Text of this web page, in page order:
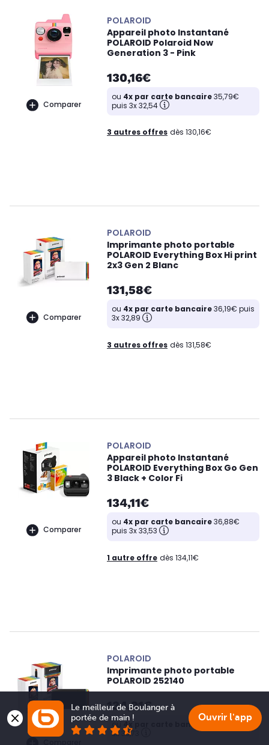
Comparer
POLAROID
Appareil photo Instantané
POLAROID Polaroid Now
Generation 3 - Pink
130,16€
ou 4x par carte bancaire35,79€
puis 3x 32,54
3 autres offres dès 130,16€
Comparer
POLAROID
Imprimante photo portable
POLAROID Everything Box Hi print
2x3 Gen 2 Blanc
131,58€
ou 4x par carte bancaire36,19€ puis
3x 32,89
3 autres offres dès 131,58€
Comparer
POLAROID
Appareil photo Instantané
POLAROID Everything Box Go Gen
3 Black + Color Fi
134,11€
ou 4x par carte bancaire36,88€
puis 3x 33,53
1 autre offre dès 134,11€
POLAROID
Imprimante photo portable
POLAROID 252140
134,91€
ou 4x par carte bancaire
37,10€ puis
3x 33,73
Le meilleur de Boulanger à
portée de main !
Ouvrir l'app